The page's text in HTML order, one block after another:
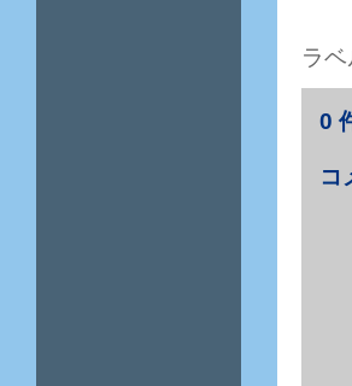
ラベ
0
コ